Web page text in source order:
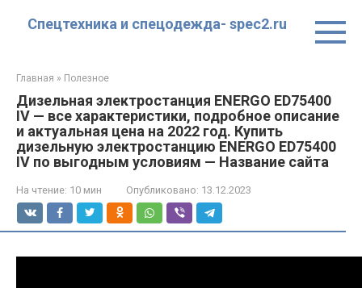
Спецтехника и спецодежда- spec2.ru
Главная » Полезное
Дизельная электростанция ENERGO ED75400
IV — все характеристики, подробное описание
и актуальная цена на 2022 год. Купить
дизельную электростанцию ENERGO ED75400
IV по выгодным условиям — Название сайта
На чтение: 10 мин Опубликовано: 13.12.2023